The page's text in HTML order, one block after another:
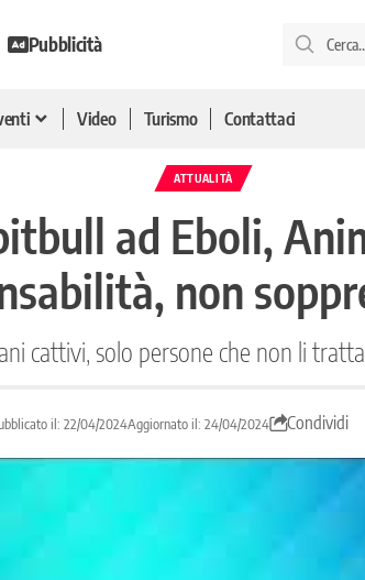
Pubblicità
Video Turismo Contattaci
ATTUALITÀ
ad Eboli,
non
cattivi, solo persone che non li
il: 22/04/2024Aggiornato il: 24/04/2024 Condividi